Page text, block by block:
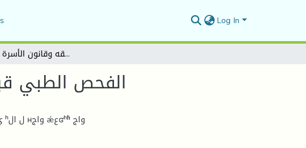
Log In
الفحص الطبي قبل الزواج في الفقه وقانون الأسرة الجزائري
الفحص الطبي